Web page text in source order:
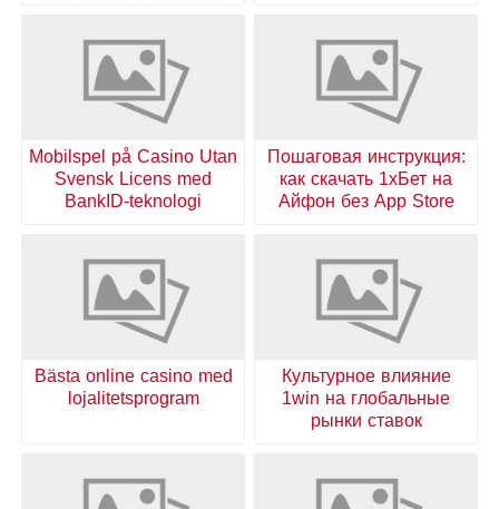
Пошаговая инструкция:
как скачать 1хБет на
Айфон без App Store
Mobilspel på Casino Utan
Svensk Licens med
BankID-teknologi
Культурное влияние
1win на глобальные
рынки ставок
Bästa online casino med
lojalitetsprogram